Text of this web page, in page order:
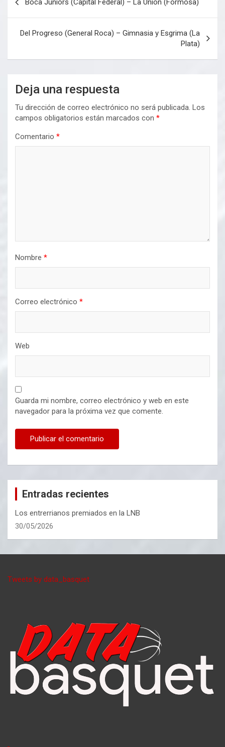
entradas
Boca Juniors (Capital Federal) – La Union (Formosa)
Del Progreso (General Roca) – Gimnasia y Esgrima (La
Plata)
Deja una respuesta
Tu dirección de correo electrónico no será publicada. Los
campos obligatorios están marcados con *
Comentario *
Nombre *
Correo electrónico *
Web
Guarda mi nombre, correo electrónico y web en este
navegador para la próxima vez que comente.
Entradas recientes
Los entrerrianos premiados en la LNB
30/05/2026
Tweets by data_basquet